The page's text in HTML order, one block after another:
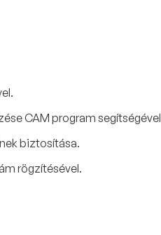
CAM program
biztosítása.
rögzítésével.